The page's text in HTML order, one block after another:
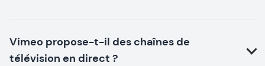
Vimeo propose-t-il des chaînes de
télévision en direct ?